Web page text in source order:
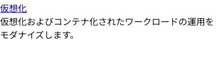
仮想化
仮想化およびコンテナ化されたワークロードの運用を
モダナイズします。